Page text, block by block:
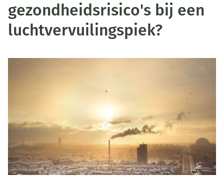
gezondheidsrisico's bij een
luchtvervuilingspiek?